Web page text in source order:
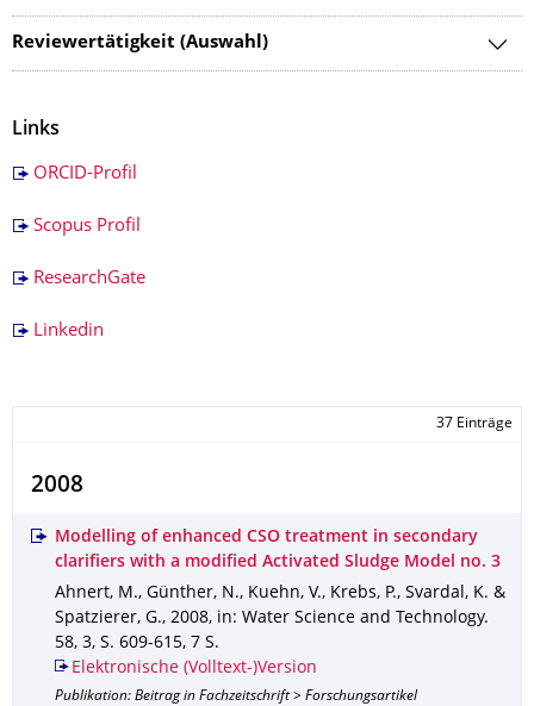
Reviewertätigkeit (Auswahl)
Links
ORCID-Profil
Scopus Profil
ResearchGate
Linkedin
37 Einträge
2008
Modelling of enhanced CSO treatment in secondary
clarifiers with a modified Activated Sludge Model no. 3
Ahnert, M., Günther, N., Kuehn, V., Krebs, P., Svardal, K. &
Spatzierer, G., 2008, in: Water Science and Technology.
58, 3, S. 609-615, 7 S.
Elektronische (Volltext-)Version
Publikation: Beitrag in Fachzeitschrift > Forschungsartikel